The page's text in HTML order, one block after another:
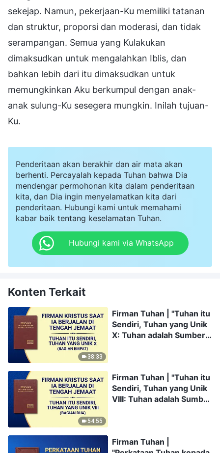
sekejap. Namun, pekerjaan-Ku memiliki tatanan
dan struktur, proporsi dan moderasi, dan tidak
serampangan. Semua yang Kulakukan
dimaksudkan untuk mengalahkan Iblis, dan
bahkan lebih dari itu dimaksudkan untuk
memungkinkan Aku berkumpul dengan anak-
anak sulung-Ku sesegera mungkin. Inilah tujuan-
Ku.
Penderitaan akan berakhir dan air mata akan
berhenti. Percayalah kepada Tuhan bahwa Dia
mendengar permohonan kita dalam penderitaan
kita, dan Dia ingin menyelamatkan kita dari
penderitaan. Hubungi kami untuk memahami
kabar baik tentang keselamatan Tuhan.
Hubungi kami via WhatsApp
Konten Terkait
38:33
Firman Tuhan | "Tuhan itu
Sendiri, Tuhan yang Unik
X: Tuhan adalah Sumber
54:55
Firman Tuhan | "Tuhan itu
Sendiri, Tuhan yang Unik
VIII: Tuhan adalah Sumber
Firman Tuhan |